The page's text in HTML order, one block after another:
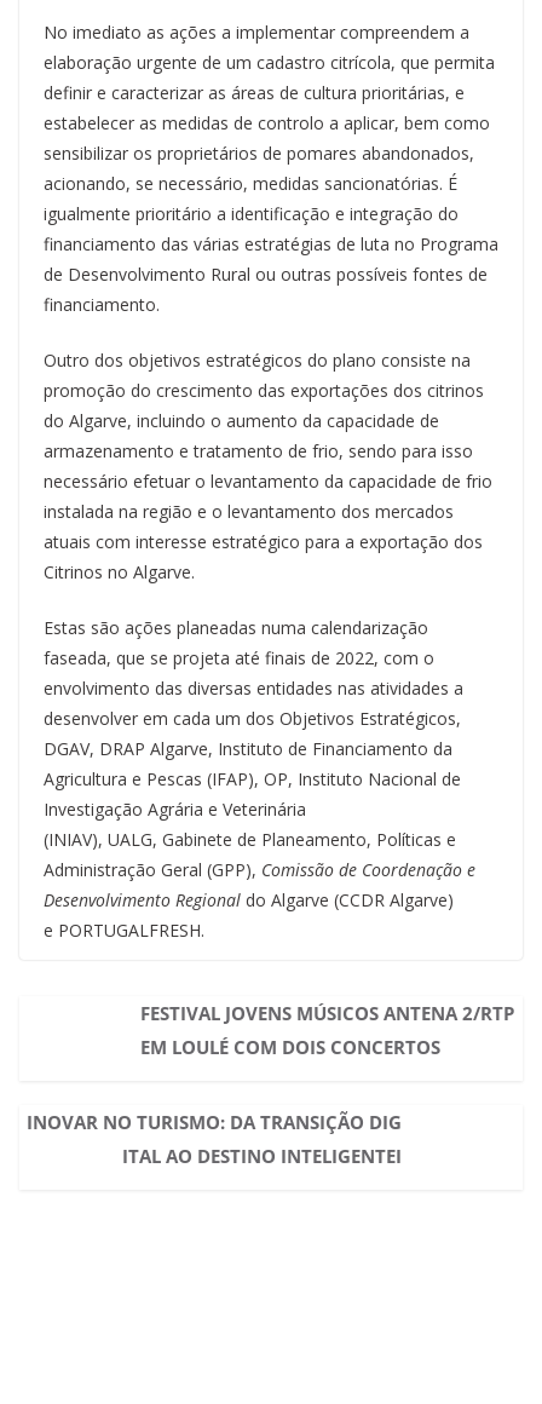
No imediato as ações a implementar compreendem a
elaboração urgente de um cadastro citrícola, que permita
definir e caracterizar as áreas de cultura prioritárias, e
estabelecer as medidas de controlo a aplicar, bem como
sensibilizar os proprietários de pomares abandonados,
acionando, se necessário, medidas sancionatórias. É
igualmente prioritário a identificação e integração do
financiamento das várias estratégias de luta no Programa
de Desenvolvimento Rural ou outras possíveis fontes de
financiamento.
Outro dos objetivos estratégicos do plano consiste na
promoção do crescimento das exportações dos citrinos
do Algarve, incluindo o aumento da capacidade de
armazenamento e tratamento de frio, sendo para isso
necessário efetuar o levantamento da capacidade de frio
instalada na região e o levantamento dos mercados
atuais com interesse estratégico para a exportação dos
Citrinos no Algarve.
Estas são ações planeadas numa calendarização
faseada, que se projeta até finais de 2022, com o
envolvimento das diversas entidades nas atividades a
desenvolver em cada um dos Objetivos Estratégicos,
DGAV, DRAP Algarve, Instituto de Financiamento da
Agricultura e Pescas (IFAP), OP, Instituto Nacional de
Investigação Agrária e Veterinária
(INIAV), UALG, Gabinete de Planeamento, Políticas e
Administração Geral (GPP), Comissão de Coordenação e
Desenvolvimento Regional do Algarve (CCDR Algarve)
e PORTUGALFRESH.
FESTIVAL JOVENS MÚSICOS ANTENA 2/RTP
EM LOULÉ COM DOIS CONCERTOS
INOVAR NO TURISMO: DA TRANSIÇÃO DIG
ITAL AO DESTINO INTELIGENTEI